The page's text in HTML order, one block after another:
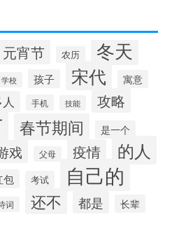
元宵节 农历 冬天
学校 孩子 宋代 寓意
手机 技能 攻略
春节期间 是一个
戏 父母 疫情 的人
包 考试 自己的
词 还不 都是 长辈